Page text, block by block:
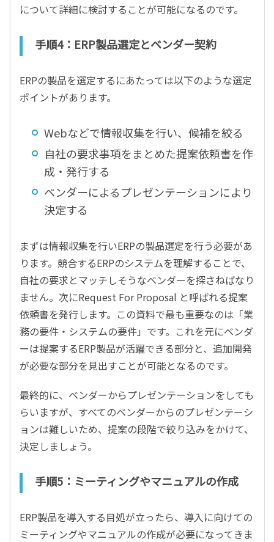
について詳細に検討することが可能になるのです。
手順4：ERP製品選定とベンダー契約
ERPの製品を選定するにあたっては以下のような選定
ポイントがあります。
Webなどで情報収集を行い、候補を絞る
自社の要求事項をまとめた提案依頼書を作
成・発行する
ベンダーによるプレゼンテーションにより
決定する
まずは情報収集を行いERPの製品選定を行う必要があ
ります。競合するERPのシステムを理解することで、
自社の要求とマッチしそうなベンダーを探さねばなり
ません。次にRequest For Proposal と呼ばれる提案
依頼書を発行します。この資料で最も重要なのは「業
務の要件・システムの要件」です。これを元にベンダ
ーは提案するERP製品が活躍できる部分と、追加開発
が必要な部分を見出すことが可能となるのです。
最終的に、ベンダーからプレゼンテーションをしても
らいますが、すべてのベンダーからのプレゼンテーシ
ョンは難しいため、提案の段階で絞り込みをかけて、
決定しましょう。
手順5：ミーティングやマニュアルの作成
ERP製品を導入する目処が立ったら、導入に向けての
ミーティングやマニュアルの作成が必要になってきま